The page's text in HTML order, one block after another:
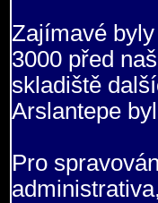
Zajímavé
3000 před
skladiště
Arslantepe
Pro